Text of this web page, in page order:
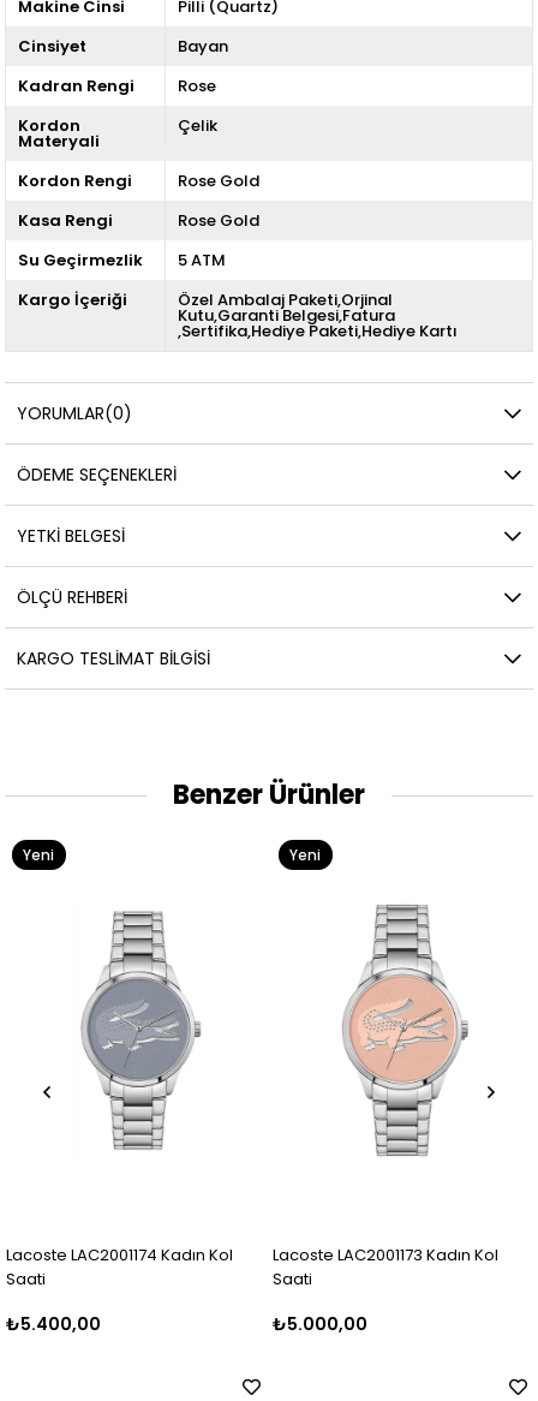
Makine Cinsi
Pilli (Quartz)
Cinsiyet
Bayan
Kadran Rengi
Rose
Kordon
Materyali
Çelik
Kordon Rengi
Rose Gold
Kasa Rengi
Rose Gold
Su Geçirmezlik
5 ATM
Kargo İçeriği
Özel Ambalaj Paketi,Orjinal
Kutu,Garanti Belgesi,Fatura
,Sertifika,Hediye Paketi,Hediye Kartı
YORUMLAR(0)
ÖDEME SEÇENEKLERI
YETKİ BELGESİ
ÖLÇÜ REHBERI
KARGO TESLIMAT BILGISI
Benzer Ürünler
Kadın Kol
Lacoste LAC2001173 Kadın Kol
Lacoste